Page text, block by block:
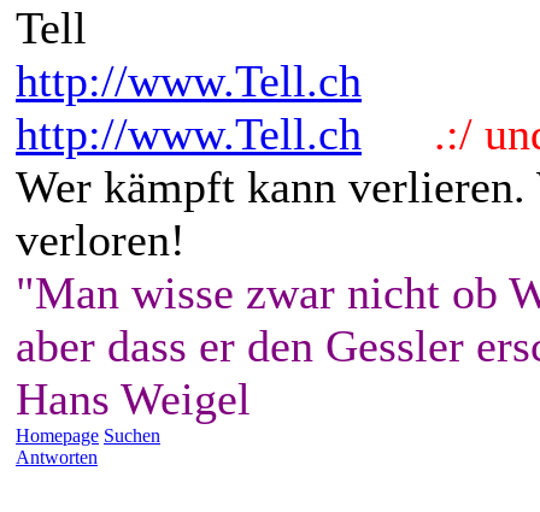
Tell
http://www.Tell.ch
http://www.Tell.ch
.:/
Wer kämpft kann
verloren!
"Man wisse zwar nicht ob
aber dass er den Gessler
Hans Weigel
Homepage Suchen
Antworten